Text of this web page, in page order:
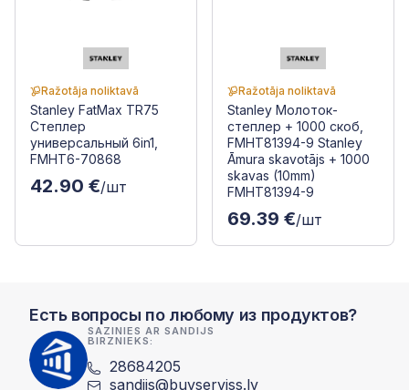
Ražotāja noliktavā
Stanley FatMax TR75
Степлер
универсальный 6in1,
FMHT6-70868
42.90 €/шт
Ražotāja noliktavā
Stanley Молоток-
степлер + 1000 скоб,
FMHT81394-9 Stanley
Āmura skavotājs + 1000
skavas (10mm)
FMHT81394-9
69.39 €/шт
Есть вопросы по любому из продуктов?
SAZINIES AR SANDIJS
BIRZNIEKS:
28684205
sandijs@buvserviss.lv